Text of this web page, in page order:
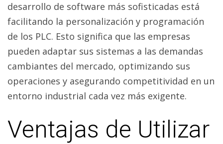
desarrollo de software más sofisticadas está
facilitando la personalización y programación
de los PLC. Esto significa que las empresas
pueden adaptar sus sistemas a las demandas
cambiantes del mercado, optimizando sus
operaciones y asegurando competitividad en un
entorno industrial cada vez más exigente.
Ventajas de Utilizar